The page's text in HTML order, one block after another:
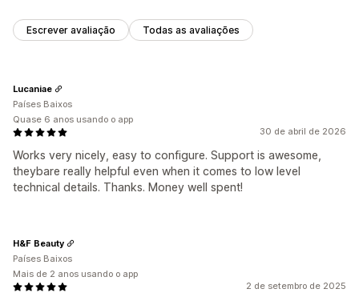
Escrever avaliação Todas as avaliações
30 de abril de 2026
Works very nicely, easy to configure. Support is awesome,
theybare really helpful even when it comes to low level
technical details. Thanks. Money well spent!
Lucaniae
Países Baixos
Quase 6 anos usando o app
2 de setembro de 2025
H&F Beauty
Países Baixos
Mais de 2 anos usando o app